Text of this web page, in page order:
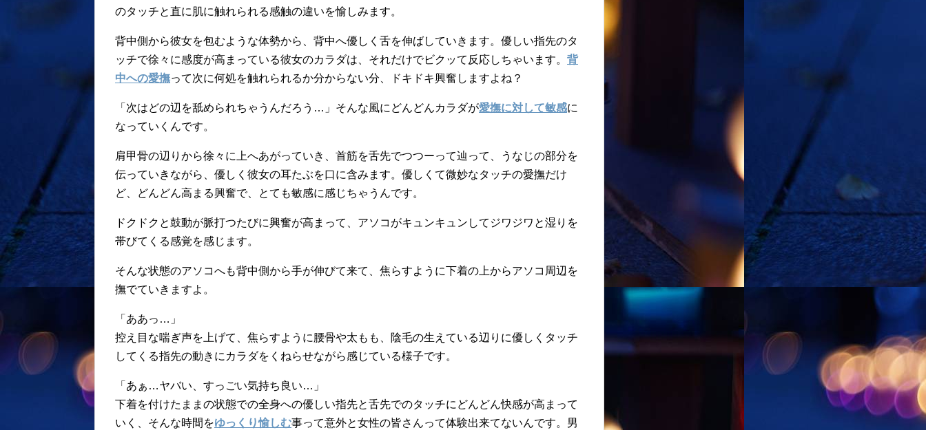
のタッチと直に肌に触れられる感触の違いを愉しみます。
背中側から彼女を包むような体勢から、背中へ優しく舌を伸ばしていきます。優しい指先のタ
ッチで徐々に感度が高まっている彼女のカラダは、それだけでビクッて反応しちゃいます。 背
中への愛撫って次に何処を触れられるか分からない分、ドキドキ興奮しますよね？
「次はどの辺を舐められちゃうんだろう…」そんな風にどんどんカラダが愛撫に対して敏感に
なっていくんです。
肩甲骨の辺りから徐々に上へあがっていき、首筋を舌先でつつーって辿って、うなじの部分を
伝っていきながら、優しく彼女の耳たぶを口に含みます。優しくて微妙なタッチの愛撫だけ
ど、どんどん高まる興奮で、とても敏感に感じちゃうんです。
ドクドクと鼓動が脈打つたびに興奮が高まって、アソコがキュンキュンしてジワジワと湿りを
帯びてくる感覚を感じます。
そんな状態のアソコへも背中側から手が伸びて来て、焦らすように下着の上からアソコ周辺を
撫でていきますよ。
「ああっ…」
控え目な喘ぎ声を上げて、焦らすように腰骨や太もも、陰毛の生えている辺りに優しくタッチ
してくる指先の動きにカラダをくねらせながら感じている様子です。
「あぁ…ヤバい、すっごい気持ち良い…」
下着を付けたままの状態での全身への優しい指先と舌先でのタッチにどんどん快感が高まって
いく、そんな時間をゆっくり愉しむ事って意外と女性の皆さんって体験出来てないんです。男